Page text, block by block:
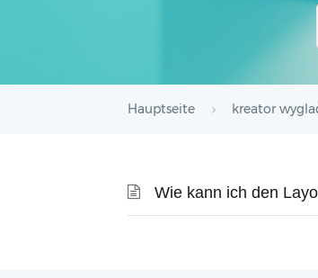
Hauptseite kreator
Wie kann ich den